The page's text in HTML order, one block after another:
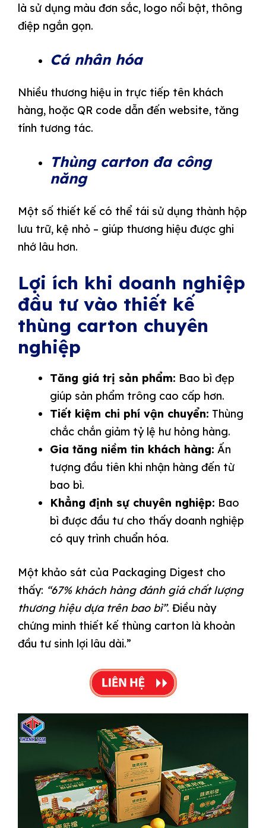
là sử dụng màu đơn sắc, logo nổi bật, thông
điệp ngắn gọn.
Cá nhân hóa
Nhiều thương hiệu in trực tiếp tên khách
hàng, hoặc QR code dẫn đến website, tăng
tính tương tác.
Thùng carton đa công
năng
Một số thiết kế có thể tái sử dụng thành hộp
lưu trữ, kệ nhỏ – giúp thương hiệu được ghi
nhớ lâu hơn.
Lợi ích khi doanh nghiệp
đầu tư vào thiết kế
thùng carton chuyên
nghiệp
Tăng giá trị sản phẩm: Bao bì đẹp
giúp sản phẩm trông cao cấp hơn.
Tiết kiệm chi phí vận chuyển: Thùng
chắc chắn giảm tỷ lệ hư hỏng hàng.
Gia tăng niềm tin khách hàng: Ấn
tượng đầu tiên khi nhận hàng đến từ
bao bì.
Khẳng định sự chuyên nghiệp: Bao
bì được đầu tư cho thấy doanh nghiệp
có quy trình chuẩn hóa.
Một khảo sát của Packaging Digest cho
thấy: “67% khách hàng đánh giá chất lượng
thương hiệu dựa trên bao bì”. Điều này
chứng minh thiết kế thùng carton là khoản
đầu tư sinh lợi lâu dài.”